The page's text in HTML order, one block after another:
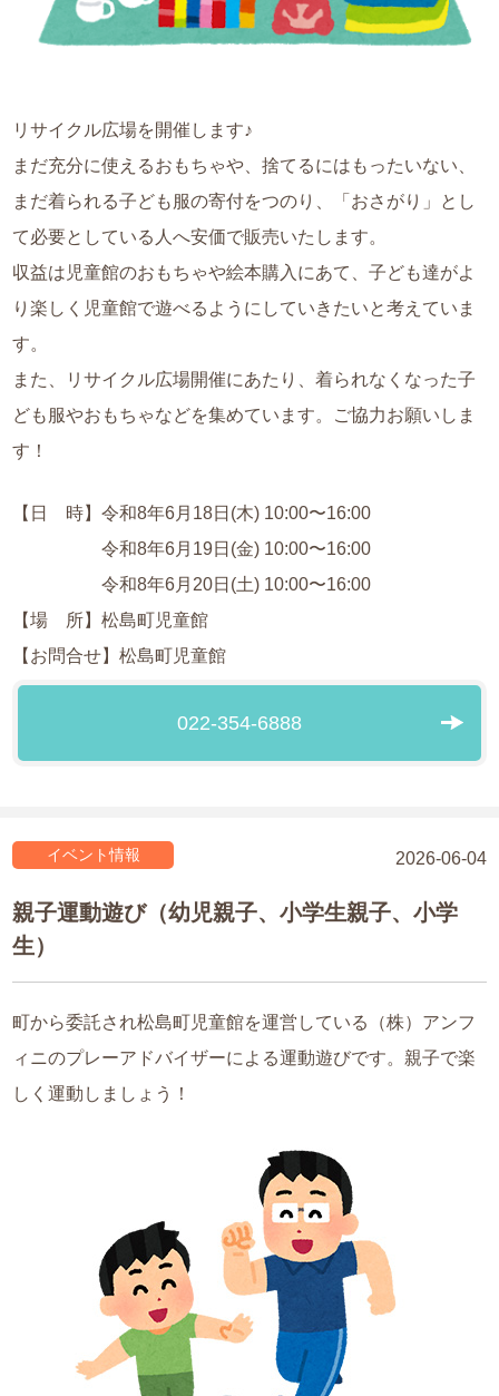
リサイクル広場を開催します♪
まだ充分に使えるおもちゃや、捨てるにはもったいない、
まだ着られる子ども服の寄付をつのり、「おさがり」とし
て必要としている人へ安価で販売いたします。
収益は児童館のおもちゃや絵本購入にあて、子ども達がよ
り楽しく児童館で遊べるようにしていきたいと考えていま
す。
また、リサイクル広場開催にあたり、着られなくなった子
ども服やおもちゃなどを集めています。ご協力お願いしま
す！
【日 時】令和8年6月18日(木) 10:00〜16:00
令和8年6月19日(金) 10:00〜16:00
令和8年6月20日(土) 10:00〜16:00
【場 所】松島町児童館
【お問合せ】松島町児童館
022-354-6888
2026-06-04
イベント情報
親子運動遊び（幼児親子、小学生親子、小学
生）
町から委託され松島町児童館を運営している（株）アンフ
ィニのプレーアドバイザーによる運動遊びです。親子で楽
しく運動しましょう！